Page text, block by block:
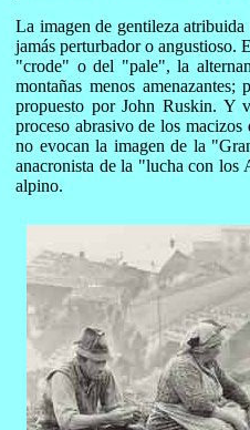
La imagen de gentileza
jamás perturbador o angustioso.
"crode" o del "pale", la
montañas menos
propuesto por John Ruskin. Y
proceso abrasivo de los
no evocan la imagen de la
anacronista de la "lucha con los
alpino.